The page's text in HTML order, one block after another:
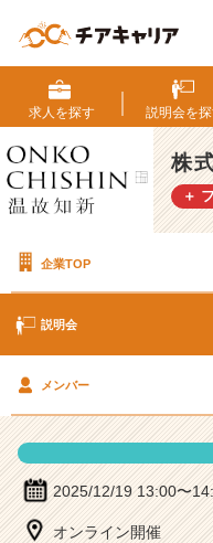
式
会
社
温
故
知
明
細
ー・
求人を探す 説明会を
株
＋
企業TOP
説明会
メンバー
2025/12/19 13:00〜
オンライン開催